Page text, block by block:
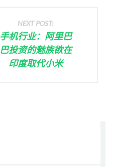
NEXT POST:
手机行业：阿里巴
巴投资的魅族欲在
印度取代小米